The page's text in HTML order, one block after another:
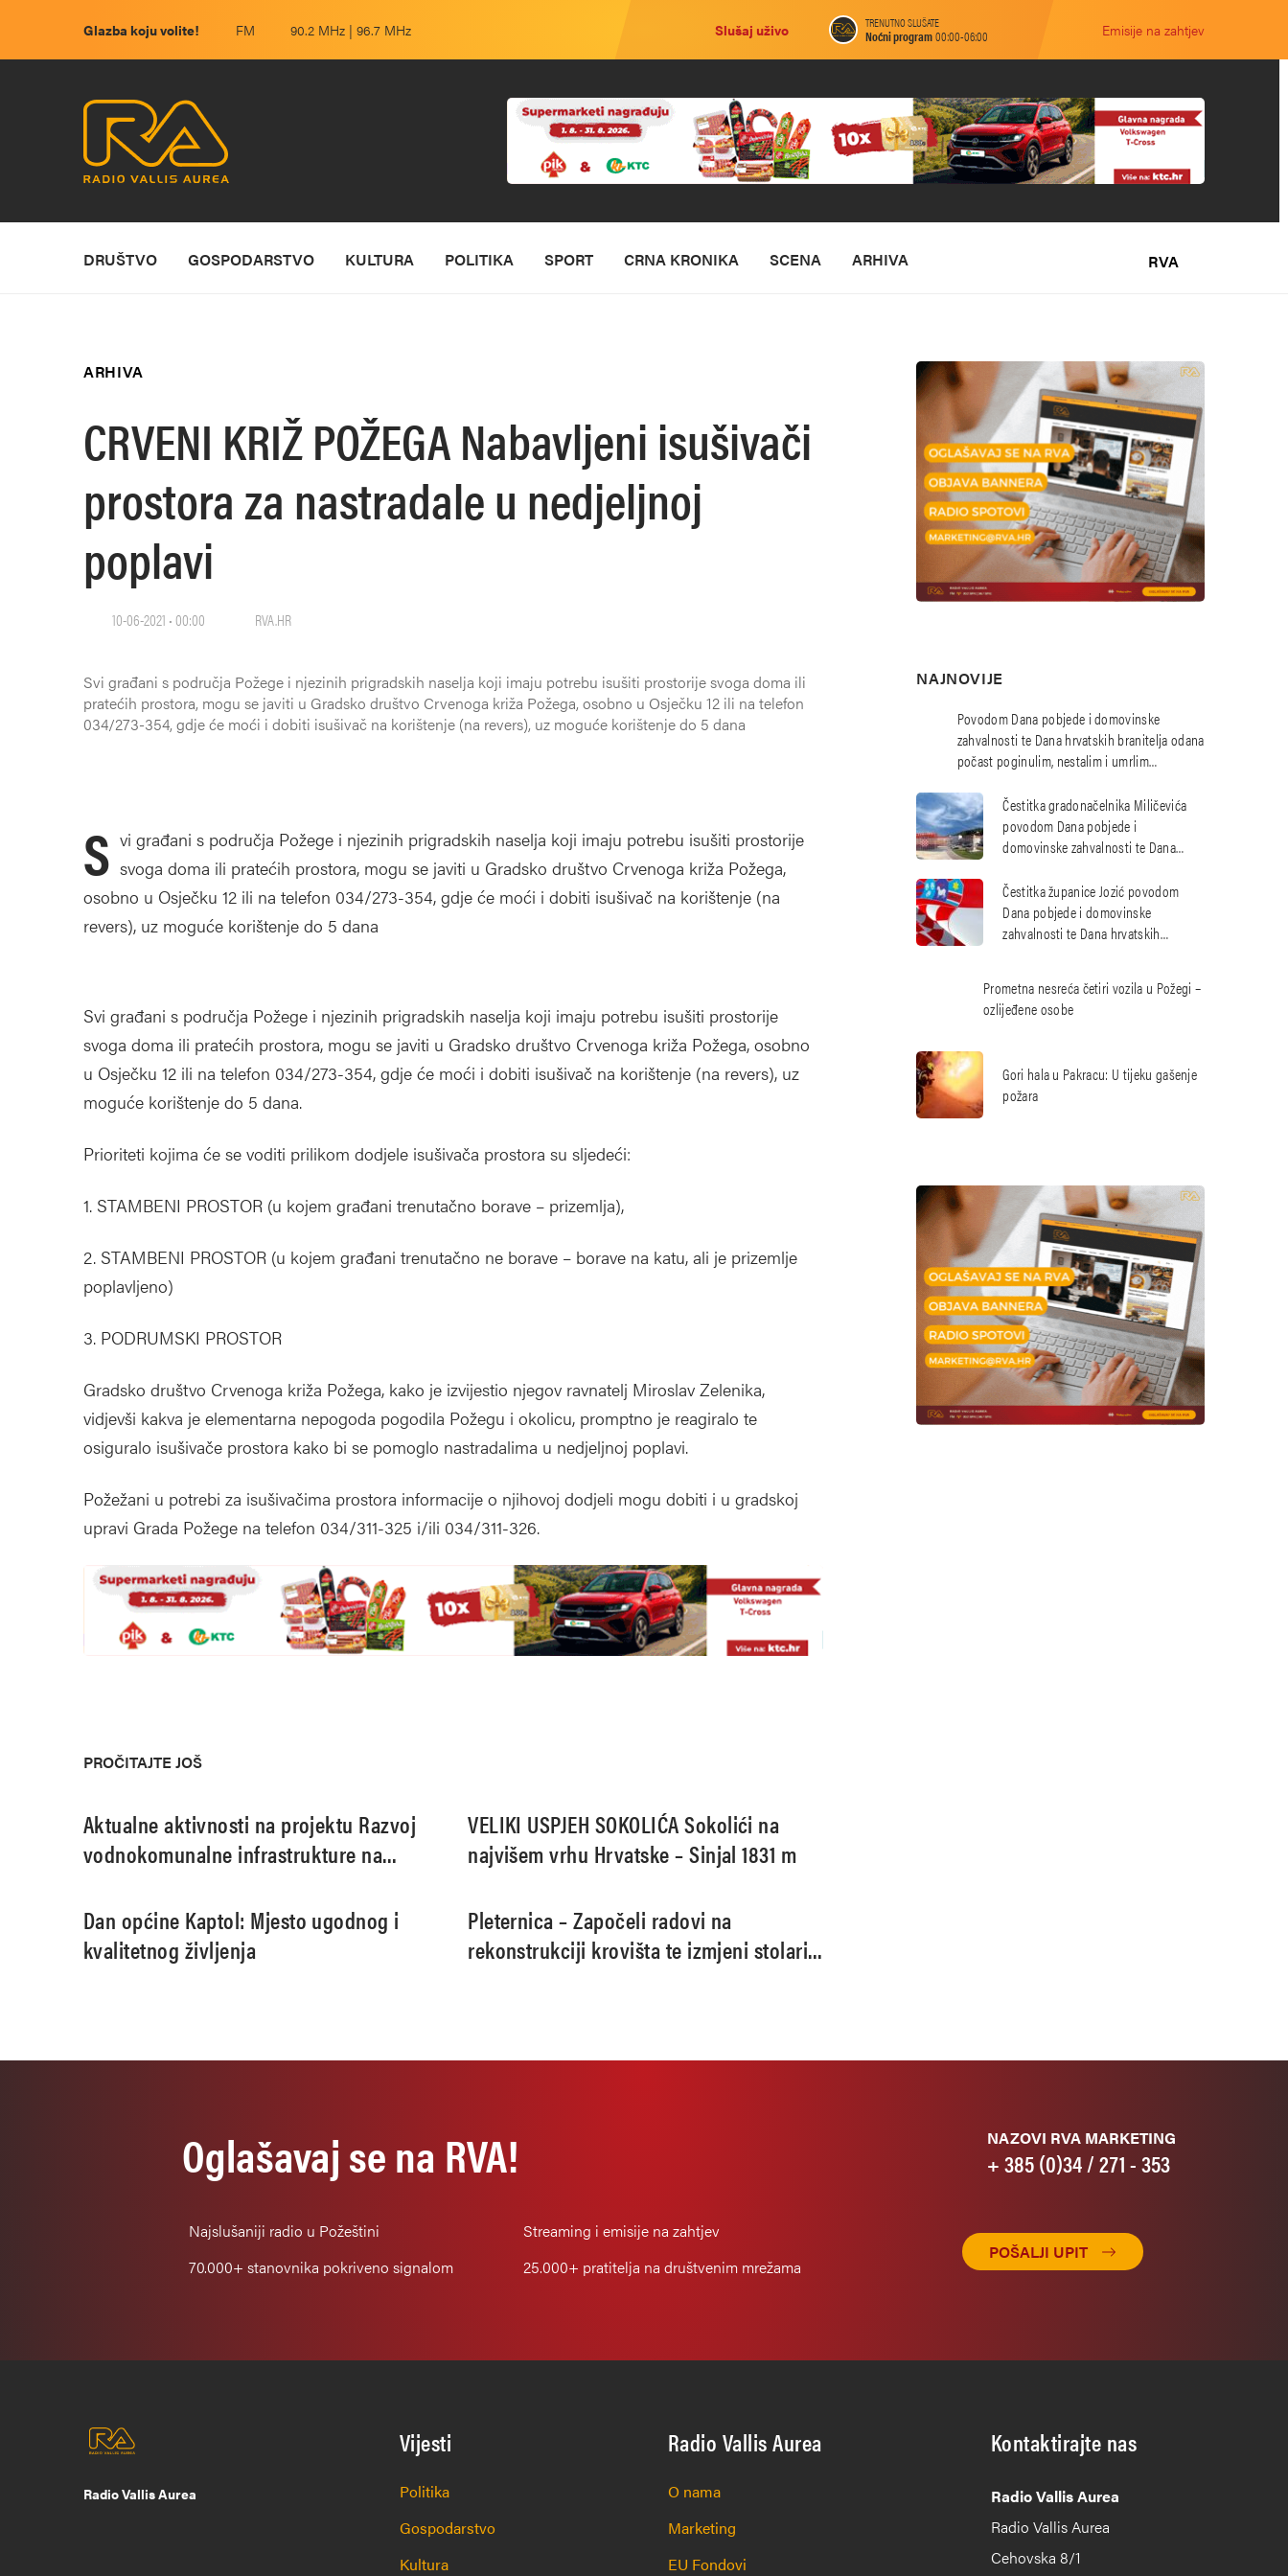
Glazba koju volite! FM 90.2 MHz | 96.7 MHz Slušaj uživo TRENUTNO SLUŠATE
Noćni program00:00-06:00 Emisije na zahtjev
DRUŠTVO GOSPODARSTVO KULTURA POLITIKA SPORT CRNA KRONIKA SCENA ARHIVA RVA
MARKETING
KONTAKT
ARHIVA
CRVENI KRIŽ POŽEGA Nabavljeni isušivači
prostora za nastradale u nedjeljnoj
poplavi
10-06-2021 • 00:00 RVA.HR
Svi građani s područja Požege i njezinih prigradskih naselja koji imaju potrebu isušiti prostorije svoga doma ili
pratećih prostora, mogu se javiti u Gradsko društvo Crvenoga križa Požega, osobno u Osječku 12 ili na telefon
034/273-354, gdje će moći i dobiti isušivač na korištenje (na revers), uz moguće korištenje do 5 dana
S vi građani s područja Požege i njezinih prigradskih naselja koji imaju potrebu isušiti prostorije
svoga doma ili pratećih prostora, mogu se javiti u Gradsko društvo Crvenoga križa Požega,
osobno u Osječku 12 ili na telefon 034/273-354, gdje će moći i dobiti isušivač na korištenje (na
revers), uz moguće korištenje do 5 dana
Svi građani s područja Požege i njezinih prigradskih naselja koji imaju potrebu isušiti prostorije
svoga doma ili pratećih prostora, mogu se javiti u Gradsko društvo Crvenoga križa Požega, osobno
u Osječku 12 ili na telefon 034/273-354, gdje će moći i dobiti isušivač na korištenje (na revers), uz
moguće korištenje do 5 dana.
Prioriteti kojima će se voditi prilikom dodjele isušivača prostora su sljedeći:
1. STAMBENI PROSTOR (u kojem građani trenutačno borave – prizemlja),
2. STAMBENI PROSTOR (u kojem građani trenutačno ne borave – borave na katu, ali je prizemlje
poplavljeno)
3. PODRUMSKI PROSTOR
Gradsko društvo Crvenoga križa Požega, kako je izvijestio njegov ravnatelj Miroslav Zelenika,
vidjevši kakva je elementarna nepogoda pogodila Požegu i okolicu, promptno je reagiralo te
osiguralo isušivače prostora kako bi se pomoglo nastradalima u nedjeljnoj poplavi.
Požežani u potrebi za isušivačima prostora informacije o njihovoj dodjeli mogu dobiti i u gradskoj
upravi Grada Požege na telefon 034/311-325 i/ili 034/311-326.
NAJNOVIJE
Povodom Dana pobjede i domovinske
zahvalnosti te Dana hrvatskih branitelja odana
počast poginulim, nestalim i umrlim
Čestitka gradonačelnika Miličevića
povodom Dana pobjede i
domovinske zahvalnosti te Dana
Čestitka županice Jozić povodom
Dana pobjede i domovinske
zahvalnosti te Dana hrvatskih
Prometna nesreća četiri vozila u Požegi –
ozlijeđene osobe
Gori hala u Pakracu: U tijeku gašenje
požara
PROČITAJTE JOŠ
Aktualne aktivnosti na projektu Razvoj
vodnokomunalne infrastrukture na
VELIKI USPJEH SOKOLIĆA Sokolići na
najvišem vrhu Hrvatske – Sinjal 1831 m
Dan općine Kaptol: Mjesto ugodnog i
kvalitetnog življenja
Pleternica – Započeli radovi na
rekonstrukciji krovišta te izmjeni stolarije
Oglašavaj se na RVA!
Najslušaniji radio u Požeštini
Streaming i emisije na zahtjev
70.000+ stanovnika pokriveno signalom 25.000+ pratitelja na društvenim mrežama
NAZOVI RVA MARKETING
+ 385 (0)34 / 271 - 353
POŠALJI UPIT
Radio Vallis Aurea
Vijesti
Politika
Gospodarstvo
Kultura
Radio Vallis Aurea
O nama
Marketing
EU Fondovi
Kontaktirajte nas
Radio Vallis Aurea
Radio Vallis Aurea
Cehovska 8/1